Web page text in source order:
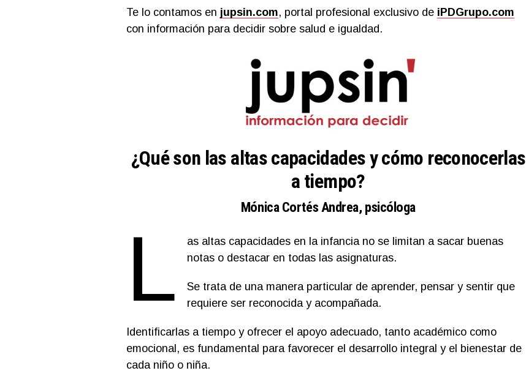
Te lo contamos en jupsin.com, portal profesional exclusivo de iPDGrupo.com
con información para decidir sobre salud e igualdad.
¿Qué son las altas capacidades y cómo reconocerlas
a tiempo?
Mónica Cortés Andrea, psicóloga
L
as altas capacidades en la infancia no se limitan a sacar buenas
notas o destacar en todas las asignaturas.
Se trata de una manera particular de aprender, pensar y sentir que
requiere ser reconocida y acompañada.
Identificarlas a tiempo y ofrecer el apoyo adecuado, tanto académico como
emocional, es fundamental para favorecer el desarrollo integral y el bienestar de
cada niño o niña.